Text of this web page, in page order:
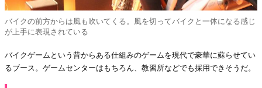
バイクの前方からは風も吹いてくる。風を切ってバイクと一体になる感じ
が上手に表現されている
バイクゲームという昔からある仕組みのゲームを現代で豪華に蘇らせてい
るブース。ゲームセンターはもちろん、教習所などでも採用できそうだ。